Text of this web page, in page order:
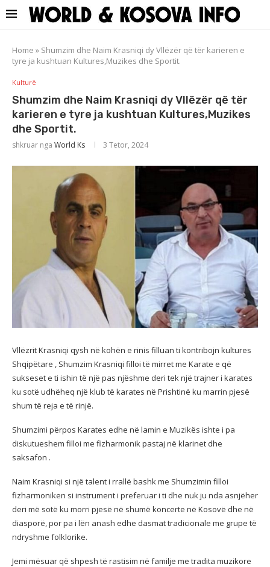
Home » Shumzim dhe Naim Krasniqi dy Vllëzër që tër karieren e
tyre ja kushtuan Kultures,Muzikes dhe Sportit.
Kulturë
Shumzim dhe Naim Krasniqi dy Vllëzër që tër
karieren e tyre ja kushtuan Kultures,Muzikes
dhe Sportit.
shkruar nga World Ks 3 Tetor, 2024
Vllëzrit Krasniqi qysh në kohën e rinis filluan ti kontribojn kultures
Shqipëtare , Shumzim Krasniqi filloi të mirret me Karate e që
sukseset e ti ishin të një pas njëshme deri tek një trajner i karates
ku sotë udhëheq një klub të karates në Prishtinë ku marrin pjesë
shum të reja e të rinjë.
Shumzimi përpos Karates edhe në lamin e Muzikës ishte i pa
diskutueshem filloi me fizharmonik pastaj në klarinet dhe
saksafon .
Naim Krasniqi si një talent i rrallë bashk me Shumzimin filloi
fizharmoniken si instrument i preferuar i ti dhe nuk ju nda asnjëher
deri më sotë ku morri pjesë në shumë koncerte në Kosovë dhe në
diasporë, por pa i lën anash edhe dasmat tradicionale me grupe të
ndryshme folklorike.
Jemi mësuar që shpesh të rastisim në familje me tradita muzikore